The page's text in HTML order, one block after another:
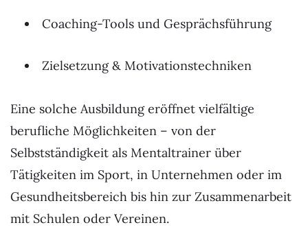
Coaching-Tools und Gesprächsführung
Zielsetzung & Motivationstechniken
Eine solche Ausbildung eröffnet vielfältige
berufliche Möglichkeiten – von der
Selbstständigkeit als Mentaltrainer über
Tätigkeiten im Sport, in Unternehmen oder im
Gesundheitsbereich bis hin zur Zusammenarbeit
mit Schulen oder Vereinen.